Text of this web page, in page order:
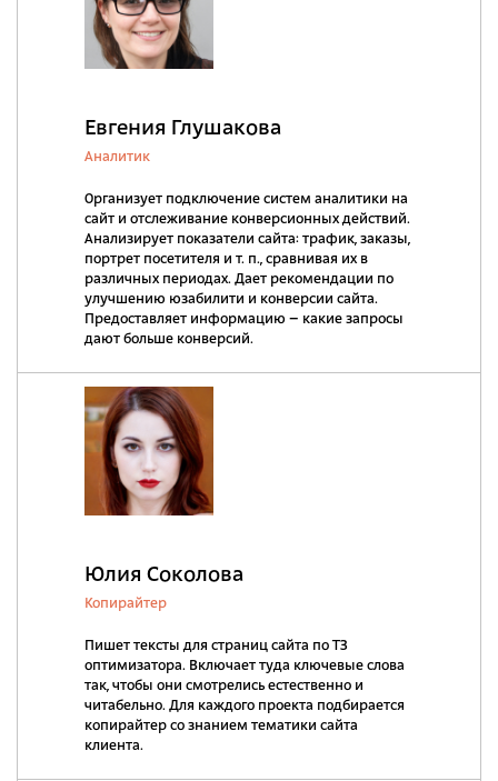
Евгения Глушакова
Аналитик
Организует подключение систем аналитики на
сайт и отслеживание конверсионных действий.
Анализирует показатели сайта: трафик, заказы,
портрет посетителя и т. п., сравнивая их в
различных периодах. Дает рекомендации по
улучшению юзабилити и конверсии сайта.
Предоставляет информацию – какие запросы
дают больше конверсий.
Юлия Соколова
Копирайтер
Пишет тексты для страниц сайта по ТЗ
оптимизатора. Включает туда ключевые слова
так, чтобы они смотрелись естественно и
читабельно. Для каждого проекта подбирается
копирайтер со знанием тематики сайта
клиента.